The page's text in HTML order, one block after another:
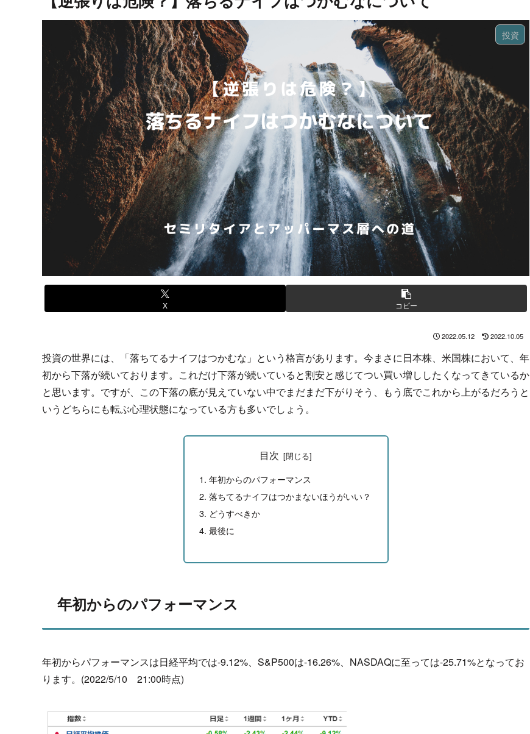
投資
X コピー
2022.05.12 2022.10.05
投資の世界には、「落ちてるナイフはつかむな」という格言があります。今まさに日本株、米国株において、年
初から下落が続いております。これだけ下落が続いていると割安と感じてつい買い増ししたくなってきているか
と思います。ですが、この下落の底が見えていない中でまだまだ下がりそう、もう底でこれから上がるだろうと
いうどちらにも転ぶ心理状態になっている方も多いでしょう。
目次
年初からのパフォーマンス
落ちてるナイフはつかまないほうがいい？
どうすべきか
最後に
年初からのパフォーマンス
年初からパフォーマンスは日経平均では-9.12%、S&P500は-16.26%、NASDAQに至っては-25.71%となってお
ります。(2022/5/10 21:00時点)